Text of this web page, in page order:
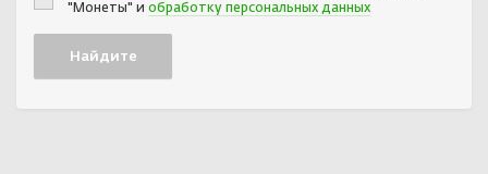
"Монеты" и обработку персональных данных